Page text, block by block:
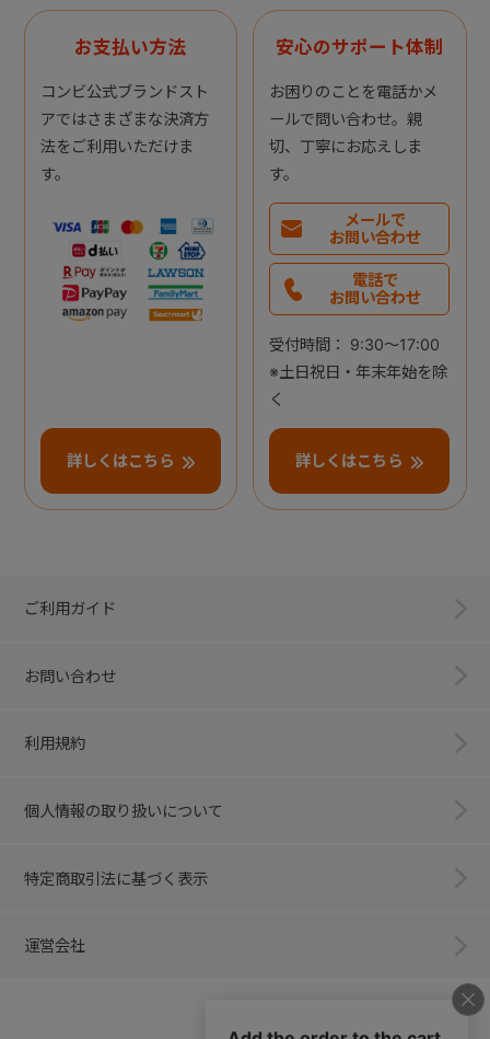
お支払い方法
コンビ公式ブランドスト
アではさまざまな決済方
法をご利用いただけま
す。
詳しくはこちら
安心のサポート体制
お困りのことを電話かメ
ールで問い合わせ。親
切、丁寧にお応えしま
す。
メールで
お問い合わせ
電話で
お問い合わせ
受付時間： 9:30～17:00
※土日祝日・年末年始を除
く
詳しくはこちら
ご利用ガイド
お問い合わせ
利用規約
個人情報の取り扱いについて
特定商取引法に基づく表示
運営会社